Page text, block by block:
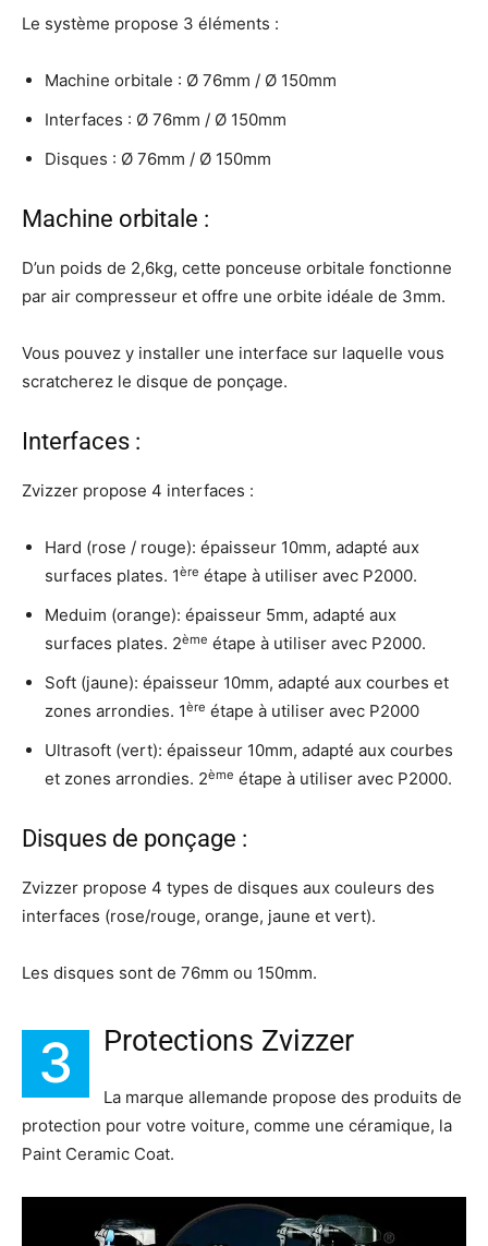
Le système propose 3 éléments :
Machine orbitale : Ø 76mm / Ø 150mm
Interfaces : Ø 76mm / Ø 150mm
Disques : Ø 76mm / Ø 150mm
Machine orbitale :
D’un poids de 2,6kg, cette ponceuse orbitale fonctionne
par air compresseur et offre une orbite idéale de 3mm.
Vous pouvez y installer une interface sur laquelle vous
scratcherez le disque de ponçage.
Interfaces :
Zvizzer propose 4 interfaces :
Hard (rose / rouge): épaisseur 10mm, adapté aux
surfaces plates. 1ère étape à utiliser avec P2000.
Meduim (orange): épaisseur 5mm, adapté aux
surfaces plates. 2ème étape à utiliser avec P2000.
Soft (jaune): épaisseur 10mm, adapté aux courbes et
zones arrondies. 1ère étape à utiliser avec P2000
Ultrasoft (vert): épaisseur 10mm, adapté aux courbes
et zones arrondies. 2ème étape à utiliser avec P2000.
Disques de ponçage :
Zvizzer propose 4 types de disques aux couleurs des
interfaces (rose/rouge, orange, jaune et vert).
Les disques sont de 76mm ou 150mm.
3 Protections Zvizzer
La marque allemande propose des produits de
protection pour votre voiture, comme une céramique, la
Paint Ceramic Coat.